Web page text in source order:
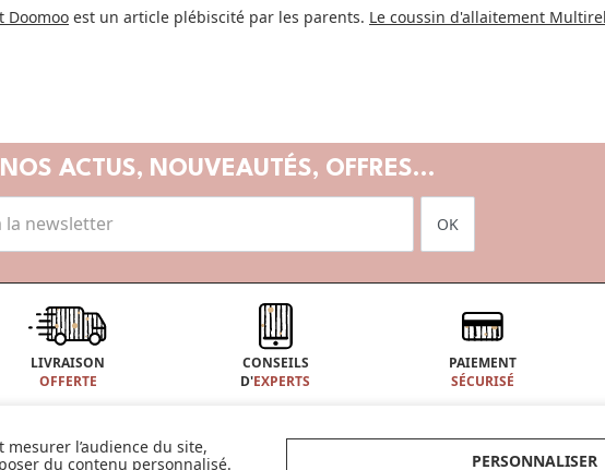
Doomoo est un article plébiscité par les parents. Le coussin d'allaitement
ACTUS, NOUVEAUTÉS, OFFRES...
OK
LIVRAISON
OFFERTE
CONSEILS
D'EXPERTS
PAIEMENT
SÉCURISÉ
MADE IN BÉBÉ
CONSEILS
ENCORE
l’audience du site,
du contenu personnalisé.
PERSONNALISER